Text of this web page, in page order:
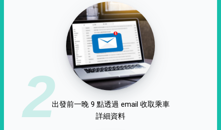
2出發前一晚 9 點透過 email 收取乘車
詳細資料